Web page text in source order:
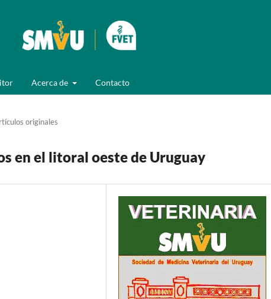
Acerca de Contacto
originales
en el litoral oeste de Uruguay